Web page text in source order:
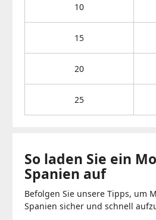
10
15
20
25
So ​​laden Sie ein
Spanien auf
Befolgen Sie unsere Tipps, um
Spanien sicher und schnell